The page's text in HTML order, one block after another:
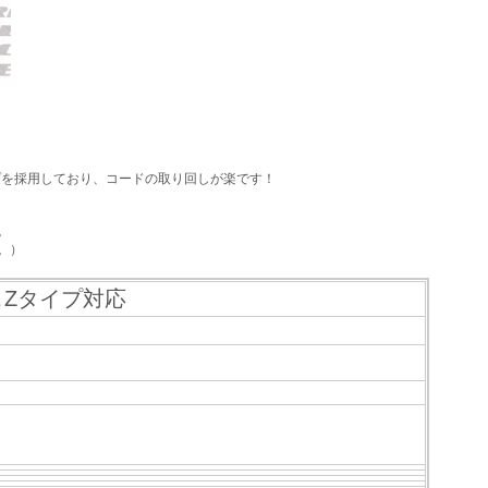
採用しており、コードの取り回しが楽です！
）
タイプ対応